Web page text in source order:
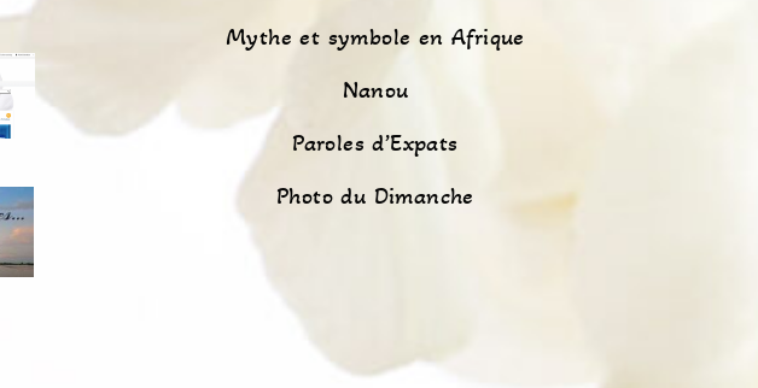
Mythe et symbole en Afrique
Nanou
Paroles d’Expats
Photo du Dimanche